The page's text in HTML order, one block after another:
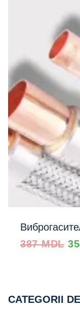
387MDL
CATEGORII